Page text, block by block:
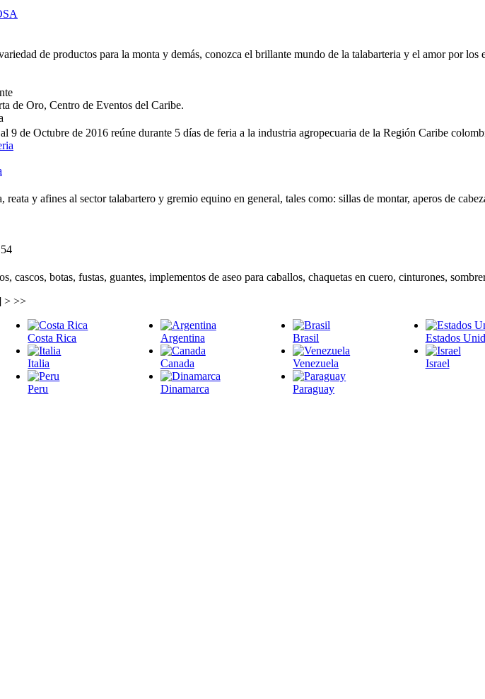
de productos para la monta y demás, conozca el brillante mundo de la talabarteria y el amor por los
de Oro, Centro de Eventos del Caribe.
9 de Octubre de 2016 reúne durante 5 días de feria a la industria agropecuaria de la Región Caribe
reata y afines al sector talabartero y gremio equino en general, tales como: sillas de montar, aperos de
cascos, botas, fustas, guantes, implementos de aseo para caballos, chaquetas en cuero, cinturones,
> >>
Costa Rica
Italia
Peru
Argentina
Canada
Dinamarca
Brasil
Venezuela
Paraguay
Estados
Israel